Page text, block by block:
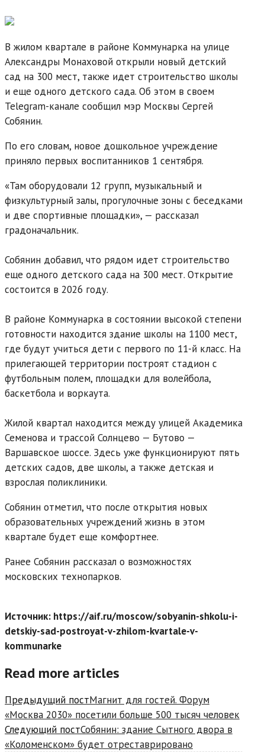
В жилом квартале в районе Коммунарка на улице
Александры Монаховой открыли новый детский
сад на 300 мест, также идет строительство школы
и еще одного детского сада. Об этом в своем
Telegram-канале сообщил мэр Москвы Сергей
Собянин.
По его словам, новое дошкольное учреждение
приняло первых воспитанников 1 сентября.
«Там оборудовали 12 групп, музыкальный и
физкультурный залы, прогулочные зоны с беседками
и две спортивные площадки», — рассказал
градоначальник.
Собянин добавил, что рядом идет строительство
еще одного детского сада на 300 мест. Открытие
состоится в 2026 году.
В районе Коммунарка в состоянии высокой степени
готовности находится здание школы на 1100 мест,
где будут учиться дети с первого по 11-й класс. На
прилегающей территории построят стадион с
футбольным полем, площадки для волейбола,
баскетбола и воркаута.
Жилой квартал находится между улицей Академика
Семенова и трассой Солнцево — Бутово —
Варшавское шоссе. Здесь уже функционируют пять
детских садов, две школы, а также детская и
взрослая поликлиники.
Собянин отметил, что после открытия новых
образовательных учреждений жизнь в этом
квартале будет еще комфортнее.
Ранее Собянин рассказал о возможностях
московских технопарков.
Источник: https://aif.ru/moscow/sobyanin-shkolu-i-
detskiy-sad-postroyat-v-zhilom-kvartale-v-
kommunarke
Read more articles
Предыдущий постМагнит для гостей. Форум
«Москва 2030» посетили больше 500 тысяч человек
Следующий постСобянин: здание Сытного двора в
«Коломенском» будет отреставрировано